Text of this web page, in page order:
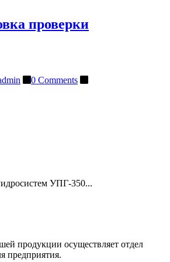
проверки
0 Comments
УПГ-350...
продукции осуществляет отдел
предприятия.